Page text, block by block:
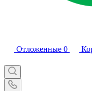
Отложенные 0